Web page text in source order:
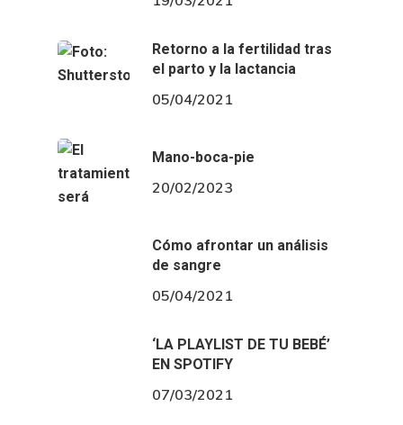
Retorno a la fertilidad tras
el parto y la lactancia
05/04/2021
Mano-boca-pie
20/02/2023
Cómo afrontar un análisis
de sangre
05/04/2021
‘LA PLAYLIST DE TU BEBÉ’
EN SPOTIFY
07/03/2021